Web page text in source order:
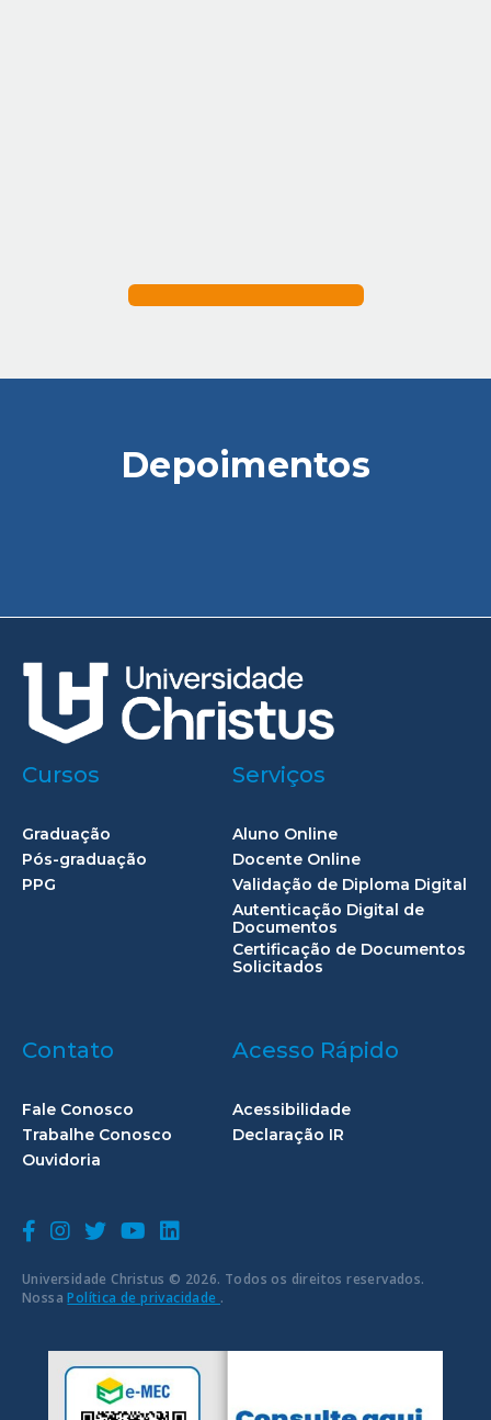
Depoimentos
Universidade Christus © 2026. Todos os direitos reservados.
NossaPolítica de privacidade .
Cursos
Graduação
Pós-graduação
PPG
Serviços
Aluno Online
Docente Online
Validação de Diploma Digital
Autenticação Digital de
Documentos
Certificação de Documentos
Solicitados
Contato
Fale Conosco
Trabalhe Conosco
Ouvidoria
Acesso Rápido
Acessibilidade
Declaração IR